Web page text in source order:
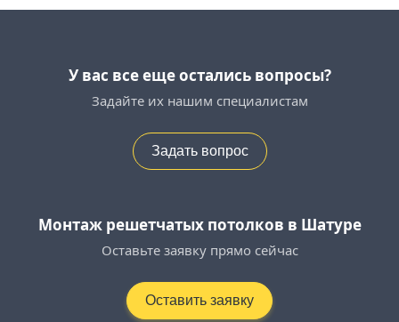
У вас все еще остались вопросы?
Задайте их нашим специалистам
Задать вопрос
Монтаж решетчатых потолков в Шатуре
Оставьте заявку прямо сейчас
Оставить заявку